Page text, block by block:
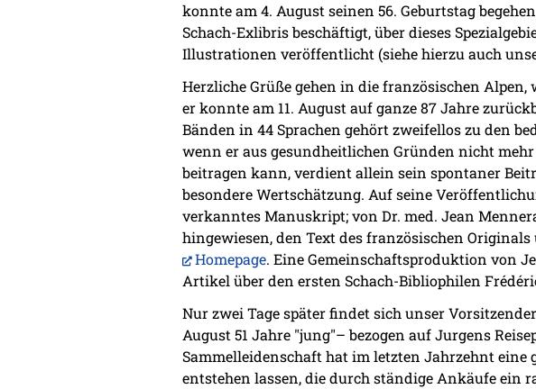
konnte am 4. August seinen 56. Geburtstag
Schach-Exlibris beschäftigt, über dieses
Illustrationen veröffentlicht (siehe hierzu auch
Herzliche Grüße gehen in die französischen Alpen,
er konnte am 11. August auf ganze 87 Jahre
Bänden in 44 Sprachen gehört zweifellos zu den
wenn er aus gesundheitlichen Gründen nicht
beitragen kann, verdient allein sein spontaner
besondere Wertschätzung. Auf seine
verkanntes Manuskript; von Dr. med. Jean
hingewiesen, den Text des französischen
Homepage. Eine Gemeinschaftsproduktion von
Artikel über den ersten Schach-Bibliophilen
Nur zwei Tage später findet sich unser Vorsitzender
August 51 Jahre "jung"– bezogen auf Jurgens
Sammelleidenschaft hat im letzten Jahrzehnt
entstehen lassen, die durch ständige Ankäufe ein